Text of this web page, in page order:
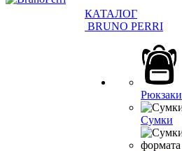
КАТАЛОГ
BRUNO PERRI
Рюкзаки
Сумки